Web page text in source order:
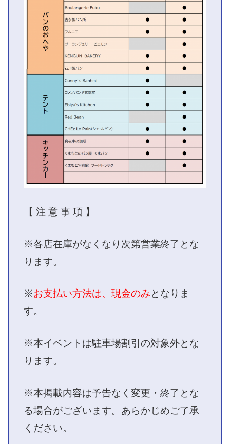
【 注 意 事 項 】
※各店在庫がなくなり次第営業終了とな
ります。
※お支払い方法は、現金のみとなりま
す。
※本イベントは駐車場割引の対象外とな
ります。
※本掲載内容は予告なく変更・終了とな
る場合がございます。あらかじめご了承
ください。